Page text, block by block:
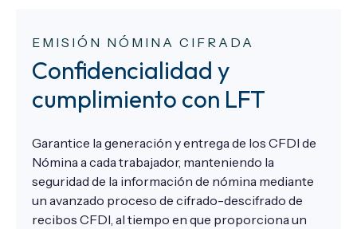
EMISIÓN NÓMINA CIFRADA
Confidencialidad y
cumplimiento con LFT
Garantice la generación y entrega de los CFDI de
Nómina a cada trabajador, manteniendo la
seguridad de la información de nómina mediante
un avanzado proceso de cifrado-descifrado de
recibos CFDI, al tiempo en que proporciona un